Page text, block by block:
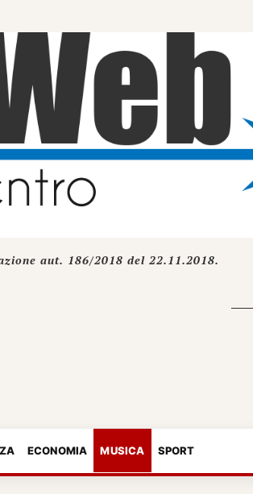
aut. 186/2018 del 22.11.2018.
ECONOMIA MUSICA SPORT